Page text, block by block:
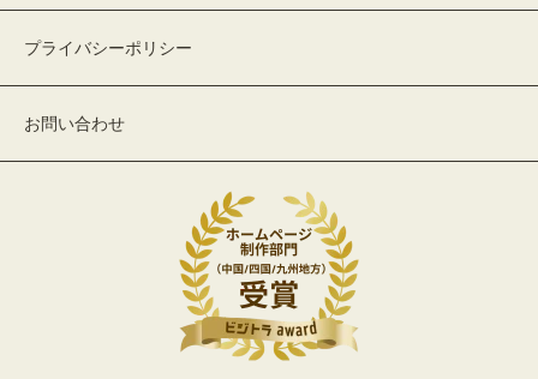
プライバシーポリシー
お問い合わせ